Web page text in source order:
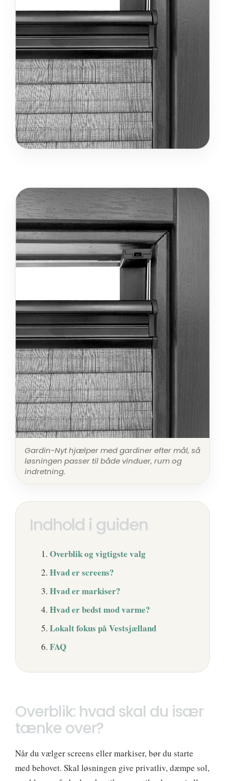
Gardin-Nyt hjælper med gardiner efter mål, så
løsningen passer til både vinduer, rum og
indretning.
Indhold i guiden
Overblik og vigtigste valg
Hvad er screens?
Hvad er markiser?
Hvad er bedst mod varme?
Lokalt fokus på Vestsjælland
FAQ
Overblik: hvad skal du især
tænke over?
Når du vælger screens eller markiser, bør du starte
med behovet. Skal løsningen give privatliv, dæmpe sol,